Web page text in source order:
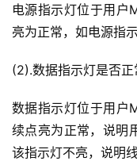
电源指示灯位于用户
亮为正常，如电源指
(2).数据指示灯是否正
数据指示灯位于用户
续点亮为正常，说明
该指示灯不亮，说明